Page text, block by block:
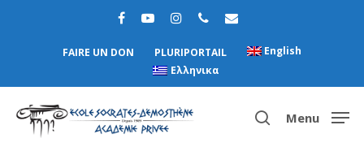
FAIRE UN DON PLURIPORTAIL
English
Ελληνικα
Menu